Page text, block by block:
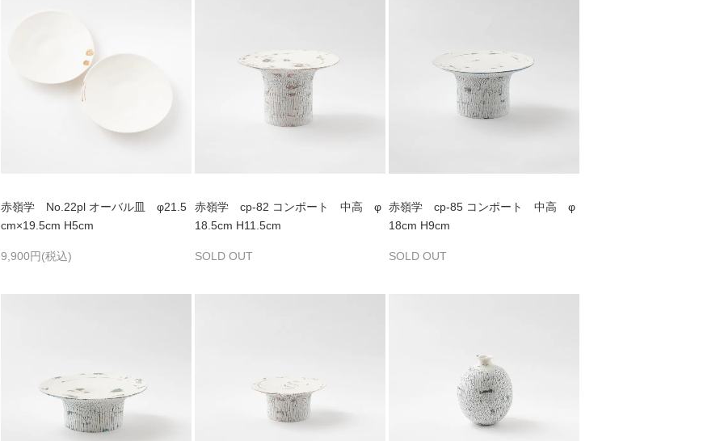
赤嶺学 No.22pl オーバル皿 φ21.5
cm×19.5cm H5cm
9,900円(税込)
赤嶺学 cp-82 コンポート 中高 φ
18.5cm H11.5cm
SOLD OUT
赤嶺学 cp-85 コンポート 中高 φ
18cm H9cm
SOLD OUT